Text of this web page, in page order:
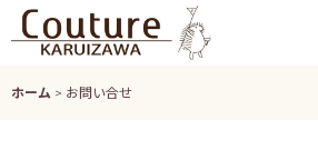
ホーム > お問い合せ